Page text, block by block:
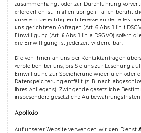
zusammenhängt oder zur Durchführung
erforderlich ist. In allen übrigen Fällen beruht
unserem berechtigten Interesse an der
uns gerichteten Anfragen (Art. 6 Abs. 1 lit. f
Einwilligung (Art. 6 Abs. 1 lit. a DSGVO) sofern
die Einwilligung ist jederzeit widerrufbar.
Die von Ihnen an uns per Kontaktanfragen
verbleiben bei uns, bis Sie uns zur Löschung
Einwilligung zur Speicherung widerrufen oder
Datenspeicherung entfällt (z. B. nach
Ihres Anliegens). Zwingende gesetzliche
insbesondere gesetzliche
Apollo.io
Auf unserer Website verwenden wir den Dienst